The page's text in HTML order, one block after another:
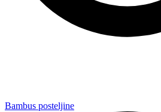
Bambus posteljine